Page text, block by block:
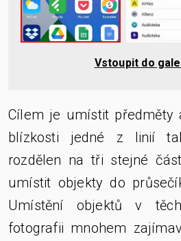
Vstoupit do
Cílem je umístit předměty
blízkosti jedné z linií
rozdělen na tři stejné
umístit objekty do
Umístění objektů v
fotografii mnohem